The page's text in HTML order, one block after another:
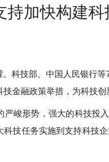
加快构建科
科技部、中国人民银行
金融政策举措，为科技
严峻形势，强大的科技投
科技任务实施到支持科